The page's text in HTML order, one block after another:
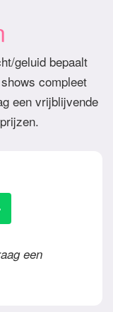
geluid bepaalt
compleet
een vrijblijvende
een